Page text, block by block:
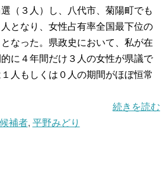
（３人）し、八代市、菊陽町でも
となり、女性占有率全国最下位の
なった。県政史において、私が在
に４年間だけ３人の女性が県議で
人もしくは０人の期間がほぼ恒常
続きを読む
補者, 平野みどり